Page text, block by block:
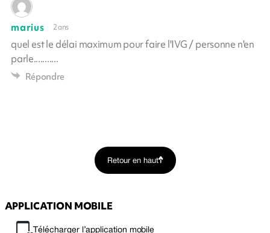
marius 2 ans
quel est le délai maximum pour faire l'IVG / personne n'en
parle...........
Répondre
Retour en haut
APPLICATION MOBILE
Télécharger l’application mobile